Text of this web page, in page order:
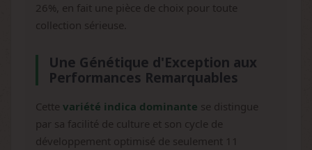
26%, en fait une pièce de choix pour toute
collection sérieuse.
Une Génétique d'Exception aux
Performances Remarquables
Cette variété indica dominante se distingue
par sa facilité de culture et son cycle de
développement optimisé de seulement 11